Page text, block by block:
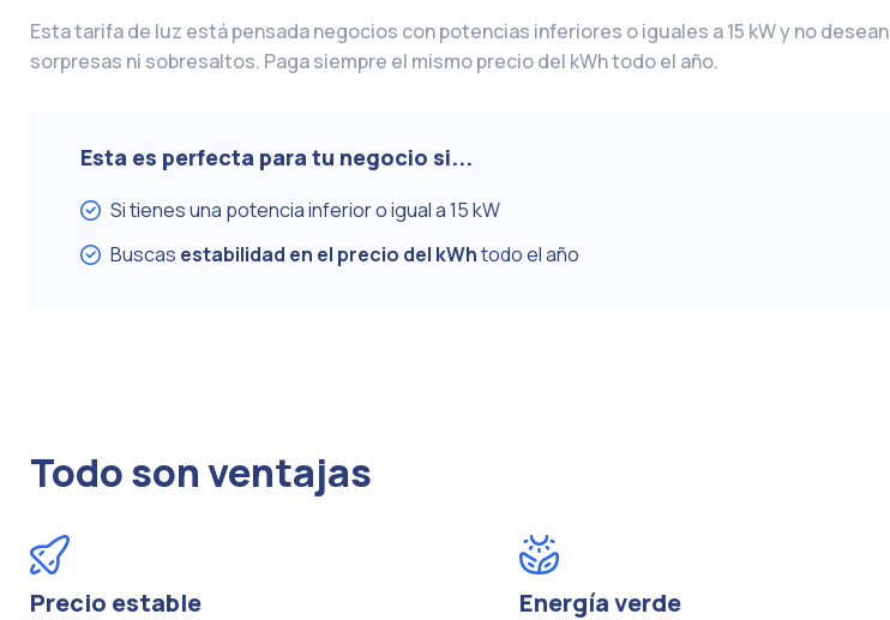
Esta tarifa de luz está pensada negocios con potencias inferiores o iguales a 15 kW y no desean
sorpresas ni sobresaltos. Paga siempre el mismo precio del kWh todo el año.
Esta es perfecta para tu negocio si...
Si tienes una potencia inferior o igual a 15 kW
Buscas estabilidad en el precio del kWhtodo el año
Todo son ventajas
Precio estable Energía verde